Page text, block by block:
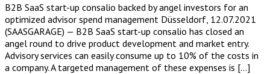
B2B SaaS start-up consalio backed by angel investors for an
optimized advisor spend management Düsseldorf, 12.07.2021
(SAASGARAGE) — B2B SaaS start-up consalio has closed an
angel round to drive product development and market entry.
Advisory services can easily consume up to 10% of the costs in
a company. A targeted management of these expenses is […]